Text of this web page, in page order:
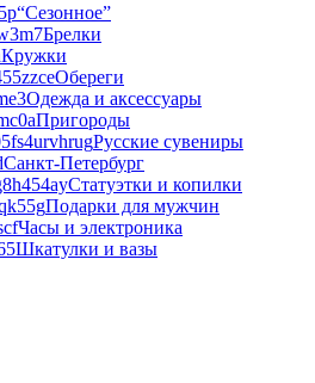
“Сезонное”
Брелки
Кружки
Обереги
Одежда и аксессуары
Пригороды
Русские сувениры
Санкт-Петербург
Статуэтки и копилки
Подарки для мужчин
Часы и электроника
Шкатулки и вазы